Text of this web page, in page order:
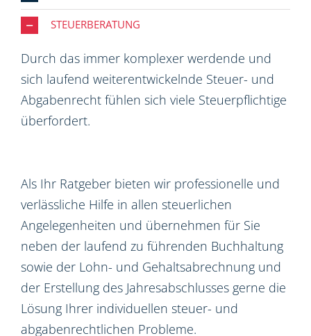
STEUERBERATUNG
Durch das immer komplexer werdende und
sich laufend weiterentwickelnde Steuer- und
Abgabenrecht fühlen sich viele Steuerpflichtige
überfordert.
Als Ihr Ratgeber bieten wir professionelle und
verlässliche Hilfe in allen steuerlichen
Angelegenheiten und übernehmen für Sie
neben der laufend zu führenden Buchhaltung
sowie der Lohn- und Gehaltsabrechnung und
der Erstellung des Jahresabschlusses gerne die
Lösung Ihrer individuellen steuer- und
abgabenrechtlichen Probleme.